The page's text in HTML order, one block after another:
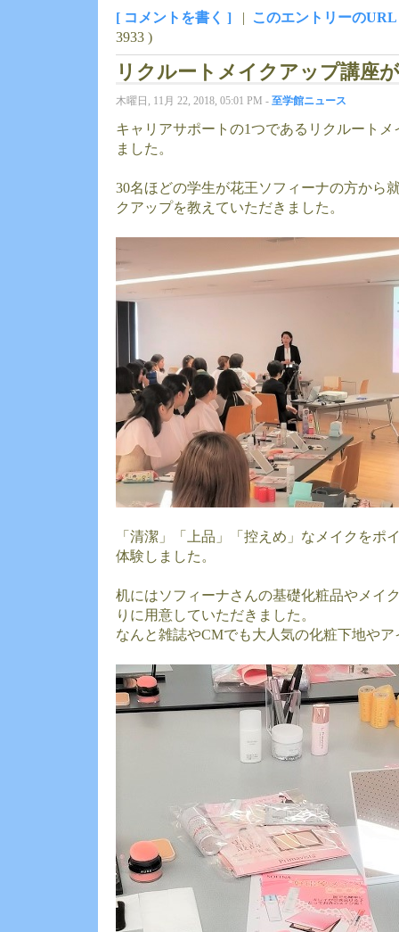
[ コメントを書く ] | このエントリーのURL
3933 )
リクルートメイクアップ講座
木曜日, 11月 22, 2018, 05:01 PM - 至学館ニュース
キャリアサポートの1つであるリクルート
ました。
30名ほどの学生が花王ソフィーナの方から
クアップを教えていただきました。
「清潔」「上品」「控えめ」なメイクをポ
体験しました。
机にはソフィーナさんの基礎化粧品やメイ
りに用意していただきました。
なんと雑誌やCMでも大人気の化粧下地や